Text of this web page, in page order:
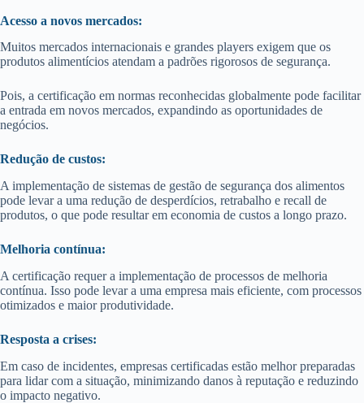
Acesso a novos mercados:
Muitos mercados internacionais e grandes players exigem que os
produtos alimentícios atendam a padrões rigorosos de segurança.
Pois, a certificação em normas reconhecidas globalmente pode facilitar
a entrada em novos mercados, expandindo as oportunidades de
negócios.
Redução de custos:
A implementação de sistemas de gestão de segurança dos alimentos
pode levar a uma redução de desperdícios, retrabalho e recall de
produtos, o que pode resultar em economia de custos a longo prazo.
Melhoria contínua:
A certificação requer a implementação de processos de melhoria
contínua. Isso pode levar a uma empresa mais eficiente, com processos
otimizados e maior produtividade.
Resposta a crises:
Em caso de incidentes, empresas certificadas estão melhor preparadas
para lidar com a situação, minimizando danos à reputação e reduzindo
o impacto negativo.